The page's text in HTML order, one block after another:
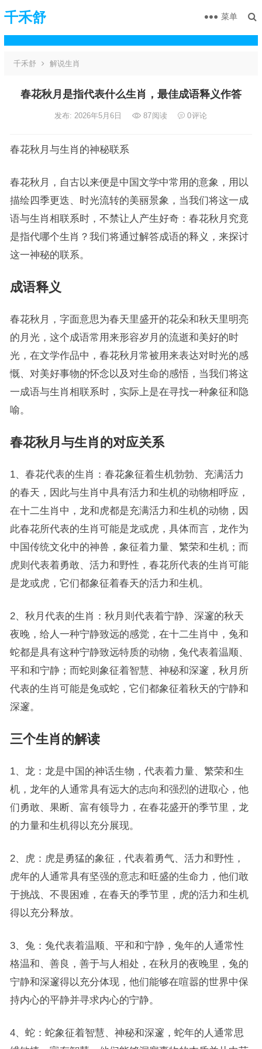
千禾舒 菜单
千禾舒 解说生肖
春花秋月是指代表什么生肖，最佳成语释义作答
发布: 2026年5月6日 87阅读 0评论
春花秋月与生肖的神秘联系
春花秋月，自古以来便是中国文学中常用的意象，用以
描绘四季更迭、时光流转的美丽景象，当我们将这一成
语与生肖相联系时，不禁让人产生好奇：春花秋月究竟
是指代哪个生肖？我们将通过解答成语的释义，来探讨
这一神秘的联系。
成语释义
春花秋月，字面意思为春天里盛开的花朵和秋天里明亮
的月光，这个成语常用来形容岁月的流逝和美好的时
光，在文学作品中，春花秋月常被用来表达对时光的感
慨、对美好事物的怀念以及对生命的感悟，当我们将这
一成语与生肖相联系时，实际上是在寻找一种象征和隐
喻。
春花秋月与生肖的对应关系
1、春花代表的生肖：春花象征着生机勃勃、充满活力
的春天，因此与生肖中具有活力和生机的动物相呼应，
在十二生肖中，龙和虎都是充满活力和生机的动物，因
此春花所代表的生肖可能是龙或虎，具体而言，龙作为
中国传统文化中的神兽，象征着力量、繁荣和生机；而
虎则代表着勇敢、活力和野性，春花所代表的生肖可能
是龙或虎，它们都象征着春天的活力和生机。
2、秋月代表的生肖：秋月则代表着宁静、深邃的秋天
夜晚，给人一种宁静致远的感觉，在十二生肖中，兔和
蛇都是具有这种宁静致远特质的动物，兔代表着温顺、
平和和宁静；而蛇则象征着智慧、神秘和深邃，秋月所
代表的生肖可能是兔或蛇，它们都象征着秋天的宁静和
深邃。
三个生肖的解读
1、龙：龙是中国的神话生物，代表着力量、繁荣和生
机，龙年的人通常具有远大的志向和强烈的进取心，他
们勇敢、果断、富有领导力，在春花盛开的季节里，龙
的力量和生机得以充分展现。
2、虎：虎是勇猛的象征，代表着勇气、活力和野性，
虎年的人通常具有坚强的意志和旺盛的生命力，他们敢
于挑战、不畏困难，在春天的季节里，虎的活力和生机
得以充分释放。
3、兔：兔代表着温顺、平和和宁静，兔年的人通常性
格温和、善良，善于与人相处，在秋月的夜晚里，兔的
宁静和深邃得以充分体现，他们能够在喧嚣的世界中保
持内心的平静并寻求内心的宁静。
4、蛇：蛇象征着智慧、神秘和深邃，蛇年的人通常思